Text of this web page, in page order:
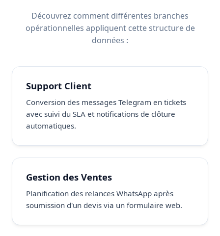
Découvrez comment différentes branches
opérationnelles appliquent cette structure de
données :
Support Client
Conversion des messages Telegram en tickets
avec suivi du SLA et notifications de clôture
automatiques.
Gestion des Ventes
Planification des relances WhatsApp après
soumission d'un devis via un formulaire web.